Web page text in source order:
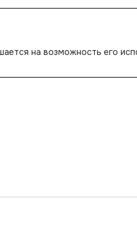
на возможность его